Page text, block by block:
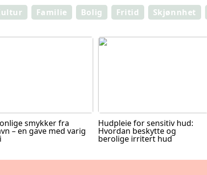
Familie Bolig Fritid Skjønnhet
smykker fra
– en gave med varig
Hudpleie for sensitiv hud:
Hvordan beskytte og
berolige irritert hud